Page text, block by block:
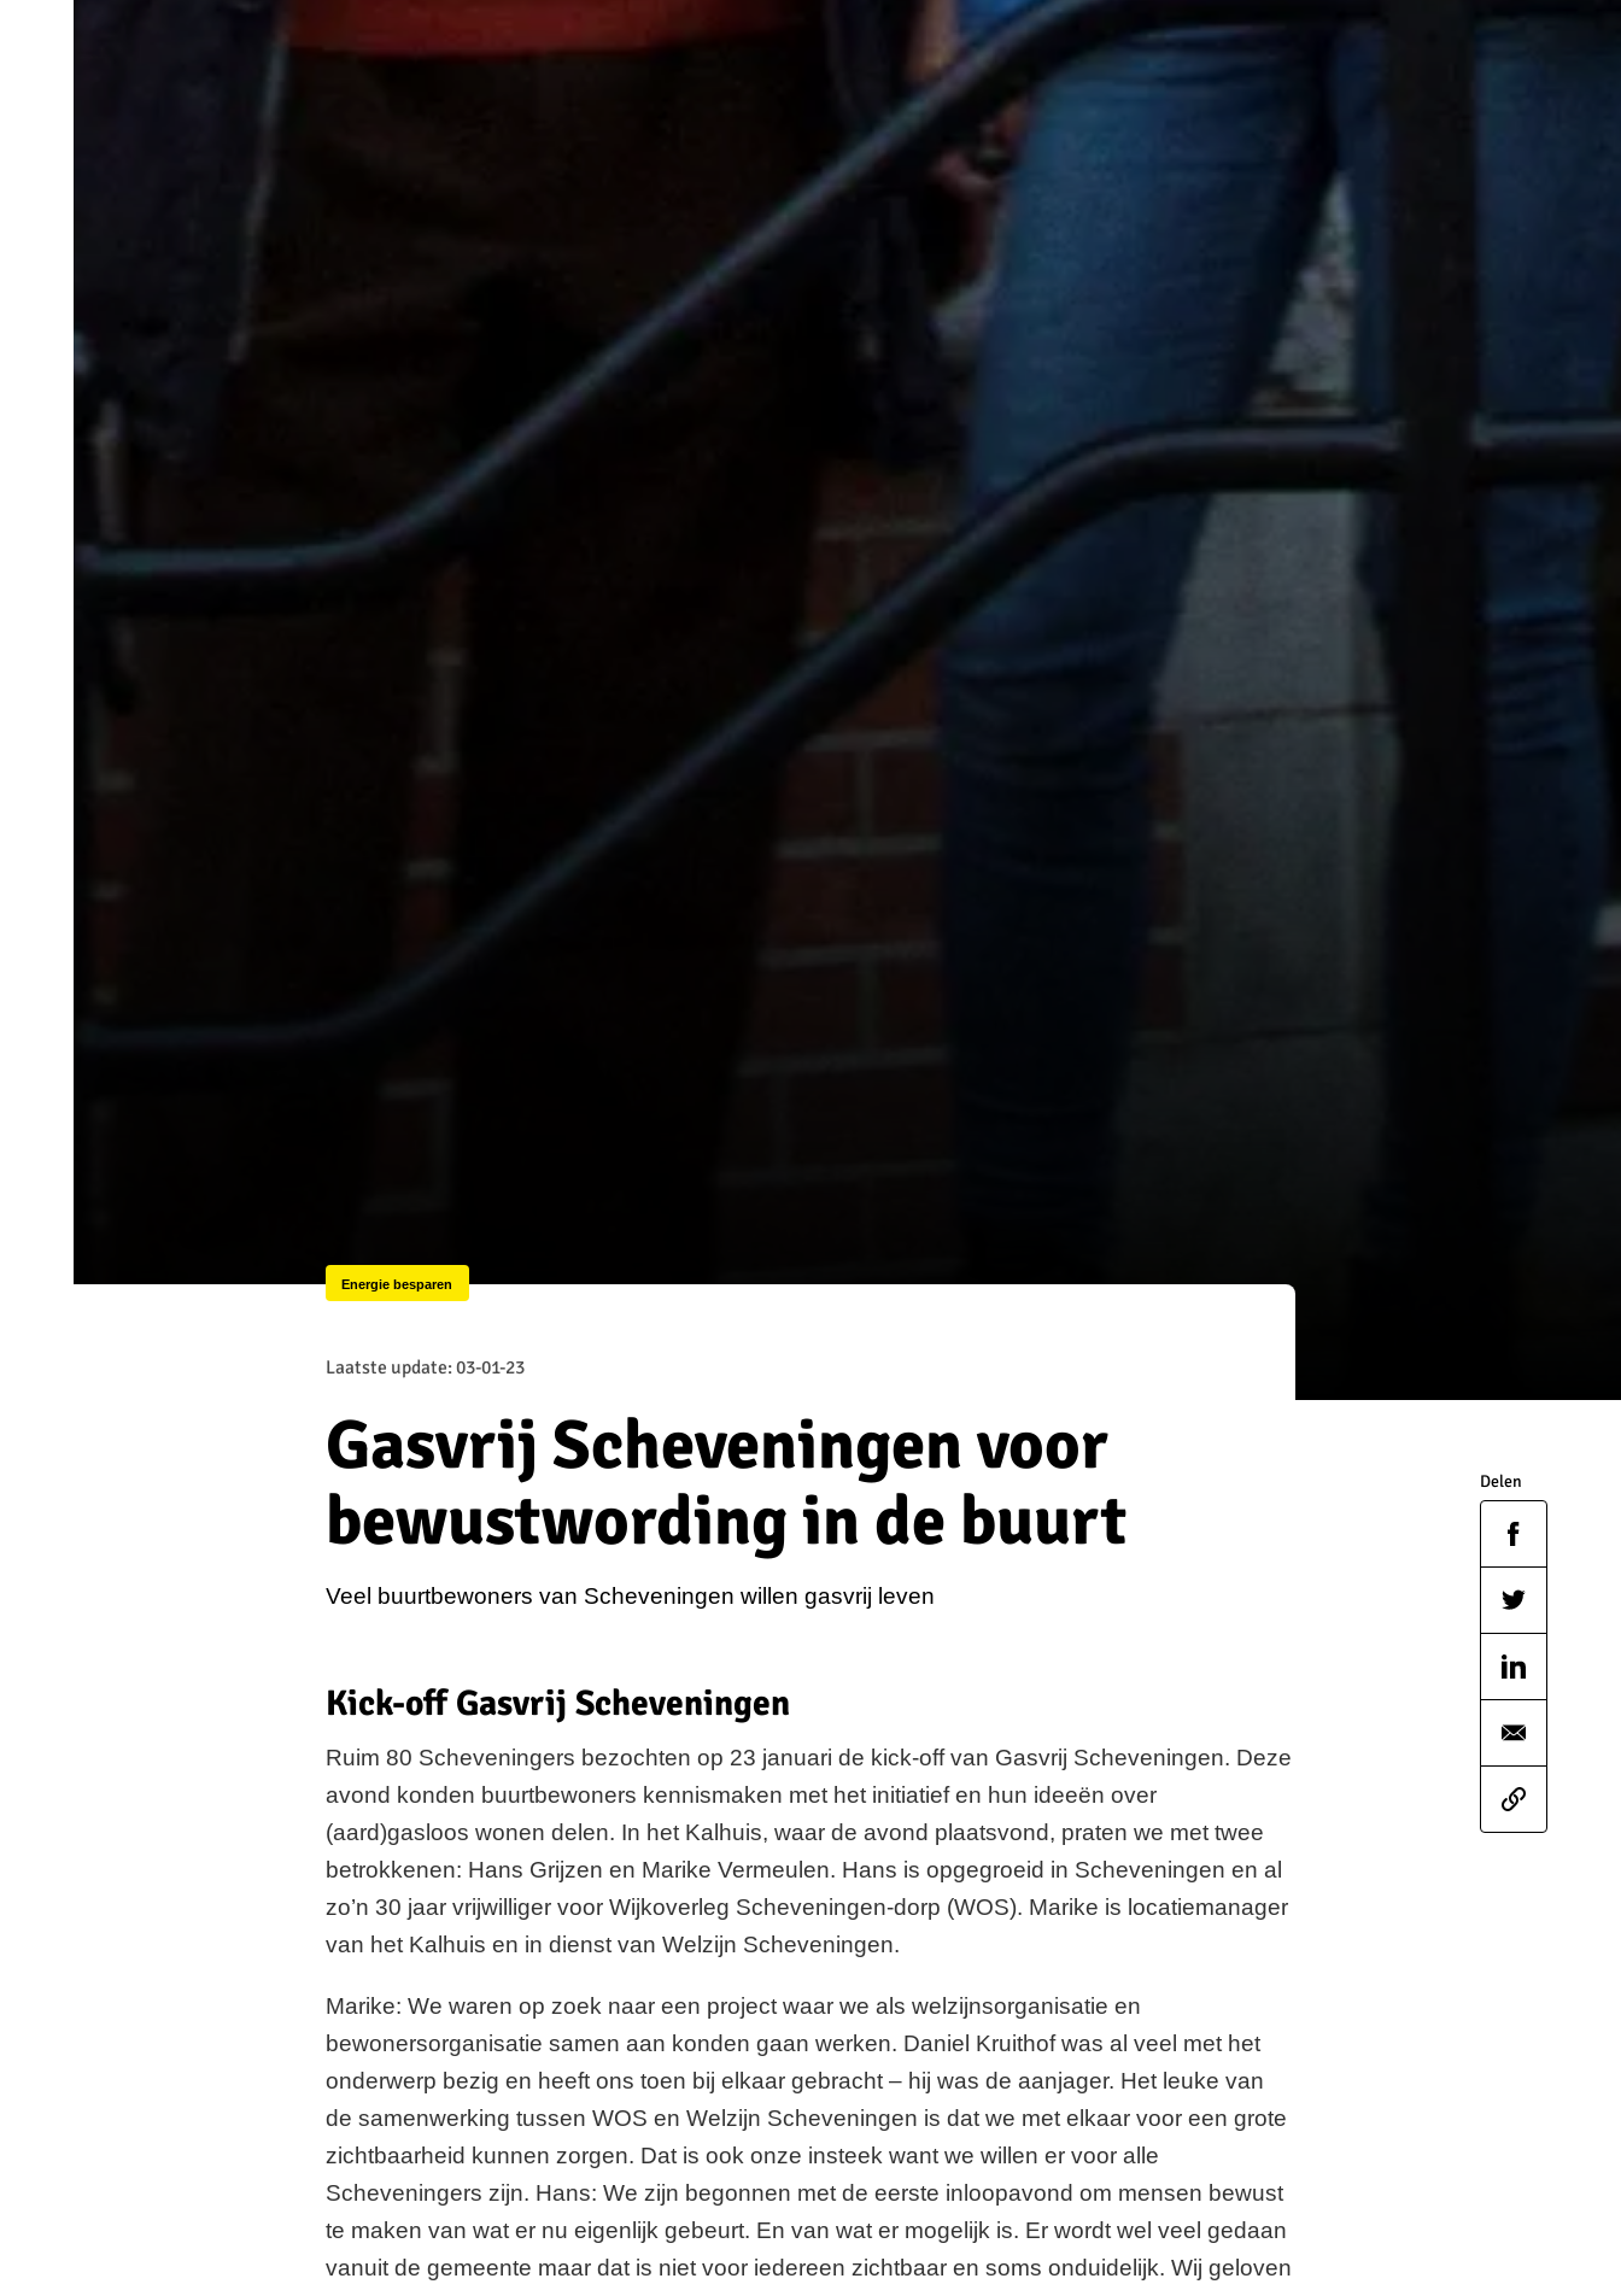
Energie besparen
Laatste update: 03-01-23
Gasvrij Scheveningen voor
bewustwording in de buurt
Veel buurtbewoners van Scheveningen willen gasvrij leven
Kick-off Gasvrij Scheveningen
Ruim 80 Scheveningers bezochten op 23 januari de kick-off van Gasvrij Scheveningen. Deze
avond konden buurtbewoners kennismaken met het initiatief en hun ideeën over
(aard)gasloos wonen delen. In het Kalhuis, waar de avond plaatsvond, praten we met twee
betrokkenen: Hans Grijzen en Marike Vermeulen. Hans is opgegroeid in Scheveningen en al
zo’n 30 jaar vrijwilliger voor Wijkoverleg Scheveningen-dorp (WOS). Marike is locatiemanager
van het Kalhuis en in dienst van Welzijn Scheveningen.
Marike: We waren op zoek naar een project waar we als welzijnsorganisatie en
bewonersorganisatie samen aan konden gaan werken. Daniel Kruithof was al veel met het
onderwerp bezig en heeft ons toen bij elkaar gebracht – hij was de aanjager. Het leuke van
de samenwerking tussen WOS en Welzijn Scheveningen is dat we met elkaar voor een grote
zichtbaarheid kunnen zorgen. Dat is ook onze insteek want we willen er voor alle
Scheveningers zijn. Hans: We zijn begonnen met de eerste inloopavond om mensen bewust
te maken van wat er nu eigenlijk gebeurt. En van wat er mogelijk is. Er wordt wel veel gedaan
vanuit de gemeente maar dat is niet voor iedereen zichtbaar en soms onduidelijk. Wij geloven
Delen